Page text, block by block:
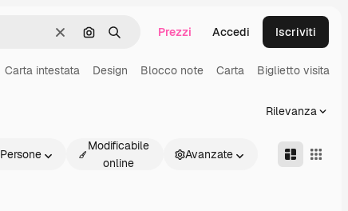
CancellaCerca per immagine
Ricerca Prezzi Accedi Iscriviti
Carta intestata Design Blocco note Carta Biglietto visita
Rilevanza
Persone
Modificabile
online
Avanzate